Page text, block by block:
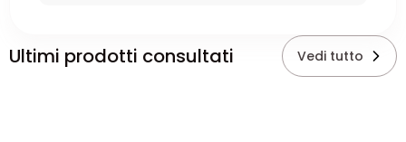
Ultimi prodotti consultati Vedi tutto